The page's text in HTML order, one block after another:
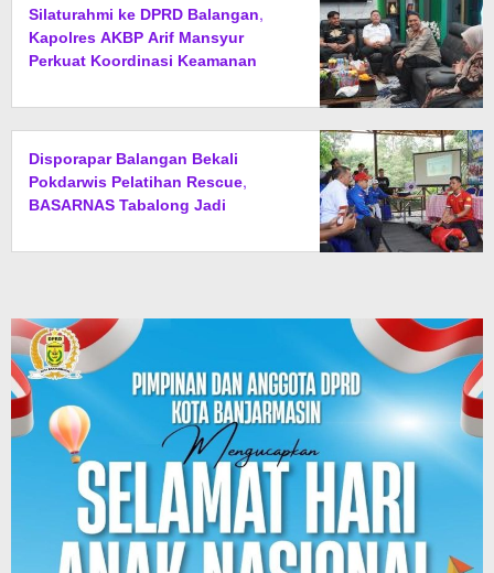
Silaturahmi ke DPRD Balangan,
Kapolres AKBP Arif Mansyur
Perkuat Koordinasi Keamanan
Disporapar Balangan Bekali
Pokdarwis Pelatihan Rescue,
BASARNAS Tabalong Jadi